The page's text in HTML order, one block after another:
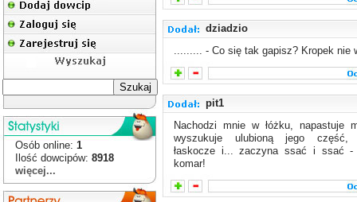
Osób online: 1
Ilość dowcipów: 8918
więcej...
dziadzio
......... - Co się tak gapisz? Kropek nie
pit1
Nachodzi mnie w łóżku, napastuje
wyszukuje ulubioną jego część,
łaskocze i... zaczyna ssać i ssać -
komar!